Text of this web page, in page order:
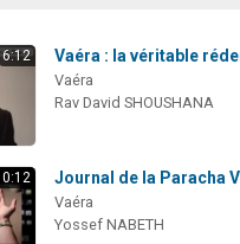
6:12 Vaéra : la véritable
Vaéra
Rav David SHOUSHANA
Journal de la Paracha
Vaéra
Yossef NABETH